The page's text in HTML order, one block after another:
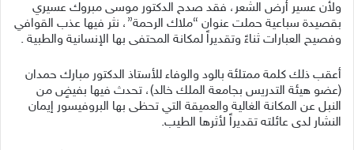
ولأن عسير أرض الشعر، فقد صدح الدكتور موسى مبروك عسيري
بقصيدة سباعية حملت عنوان “ملاك الرحمة”، نثر فيها عذب القوافي
وفصيح العبارات ثناءً وتقديراً لمكانة المحتفى بها الإنسانية والطبية .
أعقب ذلك كلمة ممتلئة بالود والوفاء للأستاذ الدكتور مبارك حمدان
(عضو هيئة التدريس بجامعة الملك خالد)، تحدث فيها بفيضٍ من
النبل عن المكانة الغالية والعميقة التي تحظى بها البروفيسور إيمان
النشار لدى عائلته تقديراً لأثرها الطيب.